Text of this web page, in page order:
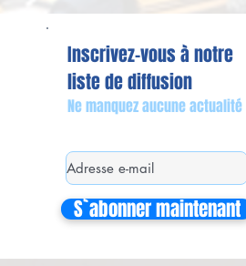
Inscrivez-vous à notre
liste de diffusion
Ne manquez aucune actualité
S`abonner maintenant